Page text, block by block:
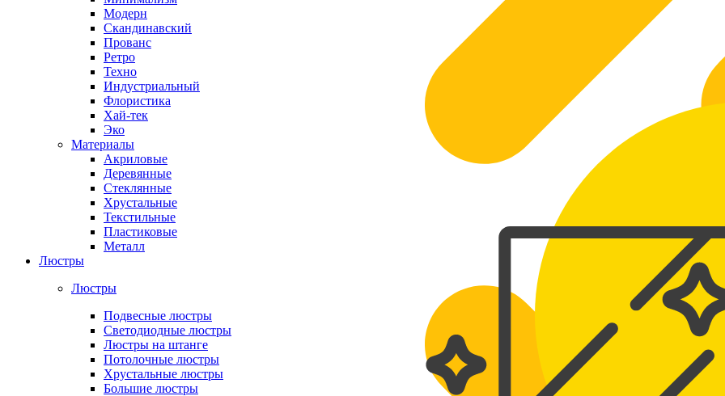
Модерн
Скандинавский
Прованс
Ретро
Техно
Индустриальный
Флористика
Хай-тек
Эко
Материалы
Акриловые
Деревянные
Стеклянные
Хрустальные
Текстильные
Пластиковые
Металл
Люстры
Люстры
Подвесные люстры
Светодиодные люстры
Люстры на штанге
Потолочные люстры
Хрустальные люстры
Большие люстры